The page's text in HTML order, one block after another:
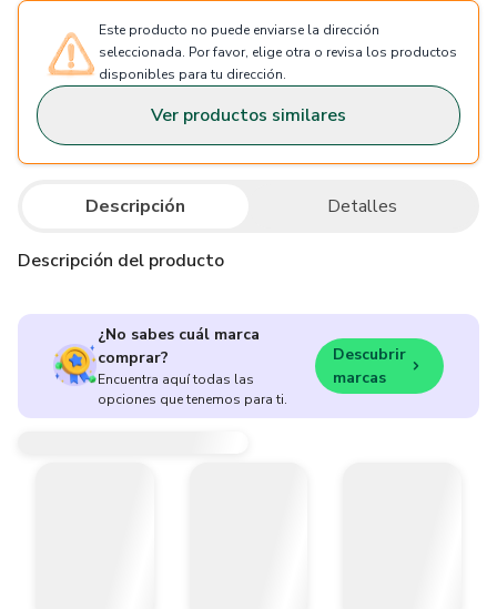
Este producto no puede enviarse la dirección
seleccionada. Por favor, elige otra o revisa los productos
disponibles para tu dirección.
Ver productos similares
Descripción Detalles
Descripción del producto
¿No sabes cuál marca
comprar?
Encuentra aquí todas las
opciones que tenemos para ti.
Descubrir
marcas